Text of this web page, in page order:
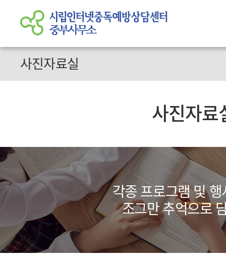
사진자료실
사진자료
각종 프로그램 및
조그만 추억으로